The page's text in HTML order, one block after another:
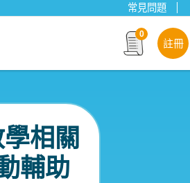
常見問題
0
註冊
相關
輔助